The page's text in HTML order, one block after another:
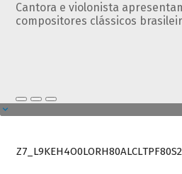
Cantora e violonista
compositores clássicos